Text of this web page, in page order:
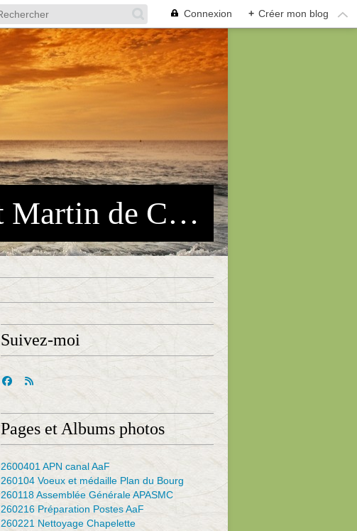
Connexion + Créer mon blog
Association des Pêcheurs Arles-St Martin de Crau (APASMC)
Suivez-moi
Pages et Albums photos
2600401 APN canal AaF
260104 Voeux et médaille Plan du Bourg
260118 Assemblée Générale APASMC
260216 Préparation Postes AaF
260221 Nettoyage Chapelette